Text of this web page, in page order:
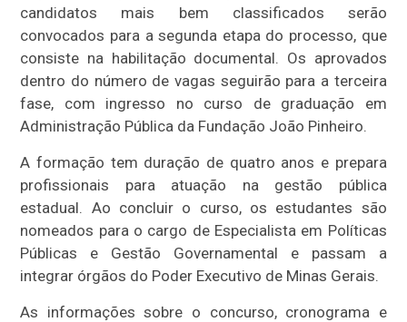
candidatos mais bem classificados serão
convocados para a segunda etapa do processo, que
consiste na habilitação documental. Os aprovados
dentro do número de vagas seguirão para a terceira
fase, com ingresso no curso de graduação em
Administração Pública da Fundação João Pinheiro.
A formação tem duração de quatro anos e prepara
profissionais para atuação na gestão pública
estadual. Ao concluir o curso, os estudantes são
nomeados para o cargo de Especialista em Políticas
Públicas e Gestão Governamental e passam a
integrar órgãos do Poder Executivo de Minas Gerais.
As informações sobre o concurso, cronograma e